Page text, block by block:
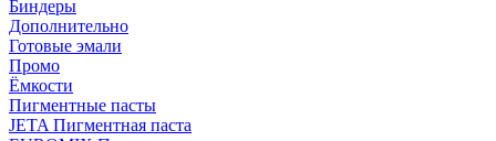
Биндеры
Дополнительно
Готовые эмали
Промо
Ёмкости
Пигментные пасты
JETA Пигментная паста